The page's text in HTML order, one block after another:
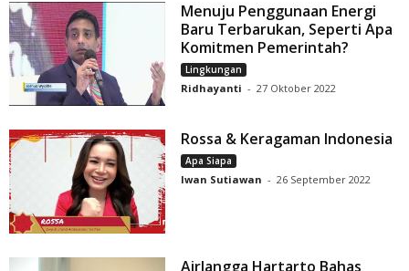
Menuju Penggunaan Energi
Baru Terbarukan, Seperti Apa
Komitmen Pemerintah?
Lingkungan
Ridhayanti - 27 Oktober 2022
Rossa & Keragaman Indonesia
Apa Siapa
Iwan Sutiawan - 26 September 2022
Airlangga Hartarto Bahas